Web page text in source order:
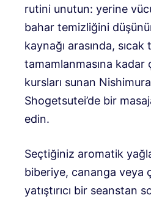
rutini unutun: yerine
bahar temizliğini
kaynağı arasında,
tamamlanmasına
kursları sunan
Shogetsutei’de bir
edin.
Seçtiğiniz aromatik
biberiye, cananga veya
yatıştırıcı bir seanstan